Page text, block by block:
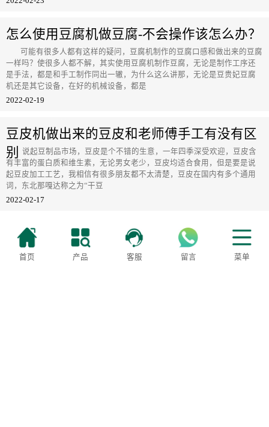
怎么使用豆腐机做豆腐-不会操作该怎么办？
可能有很多人都有这样的疑问，豆腐机制作的豆腐口感和做出来的豆腐
一样吗？使很多人都不解，其实使用豆腐机制作豆腐，无论是制作工序还
是手法，都是和手工制作同出一辙，为什么这么讲那，无论是豆贵妃豆腐
机还是其它设备，在好的机械设备，都是
2022-02-19
豆皮机做出来的豆皮和老师傅手工有没有区
别
说起豆制品市场，豆皮是个不错的生意，一年四季深受欢迎，豆皮含
有丰富的蛋白质和维生素，无论男女老少，豆皮均适合食用，但是要是说
起豆皮加工工艺，我相信有很多朋友都不太清楚，豆皮在国内有多个通用
词，东北那嘎达称之为“干豆
2022-02-17
上一页 2 24 26
28
首页 产品 客服 留言 菜单